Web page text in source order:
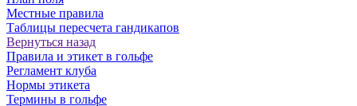
Местные правила
Таблицы пересчета гандикапов
Вернуться назад
Правила и этикет в гольфе
Регламент клуба
Нормы этикета
Термины в гольфе